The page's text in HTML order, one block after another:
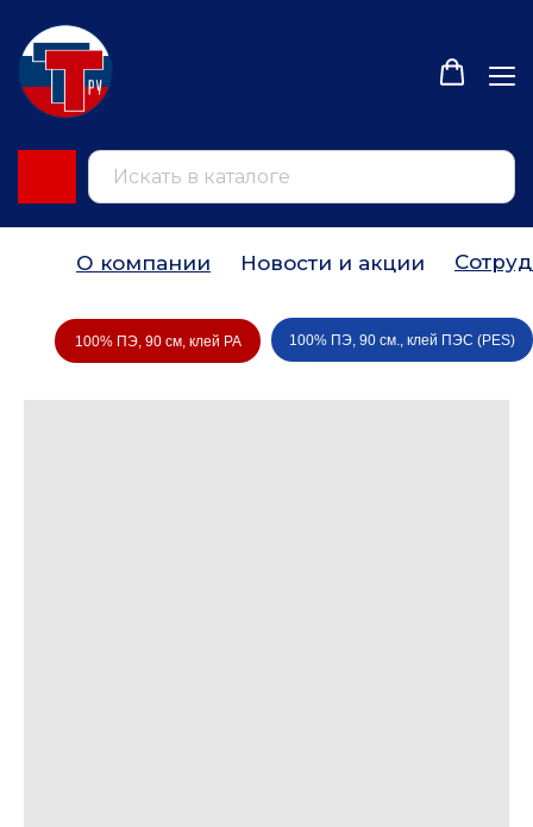
О компании Новости и акции
100% ПЭ, 90 см, клей PA 100% ПЭ, 90 см., клей ПЭС (РES)